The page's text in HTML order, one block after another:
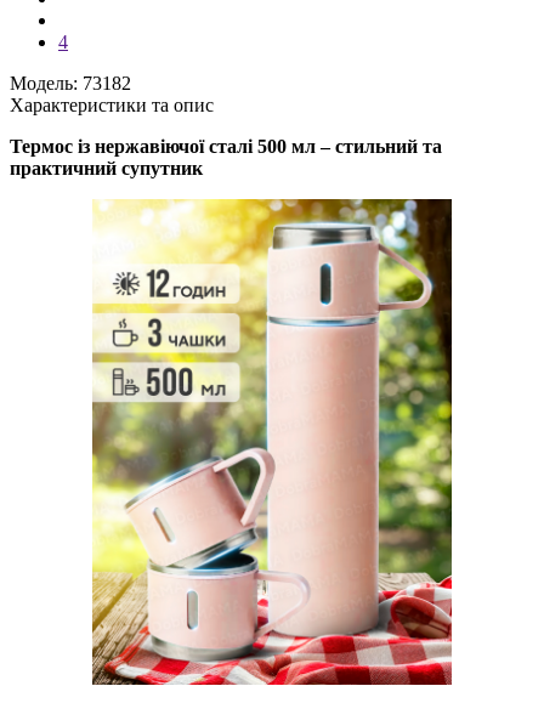
4
Модель: 73182
Характеристики та опис
Термос із нержавіючої сталі 500 мл – стильний та
практичний супутник